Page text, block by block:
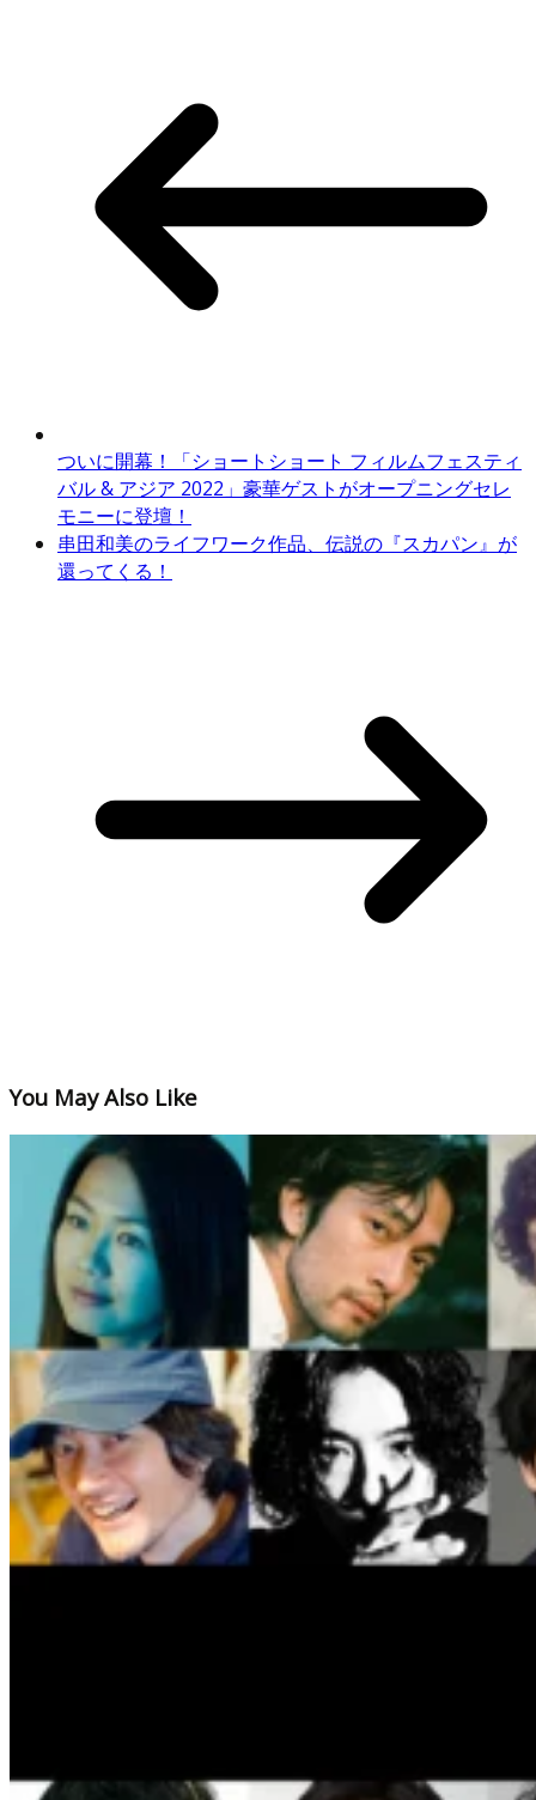
ついに開幕！「ショートショート フィルムフェスティ
バル & アジア 2022」豪華ゲストがオープニングセレ
モニーに登壇！
串田和美のライフワーク作品、伝説の『スカパン』が
還ってくる！
You May Also Like